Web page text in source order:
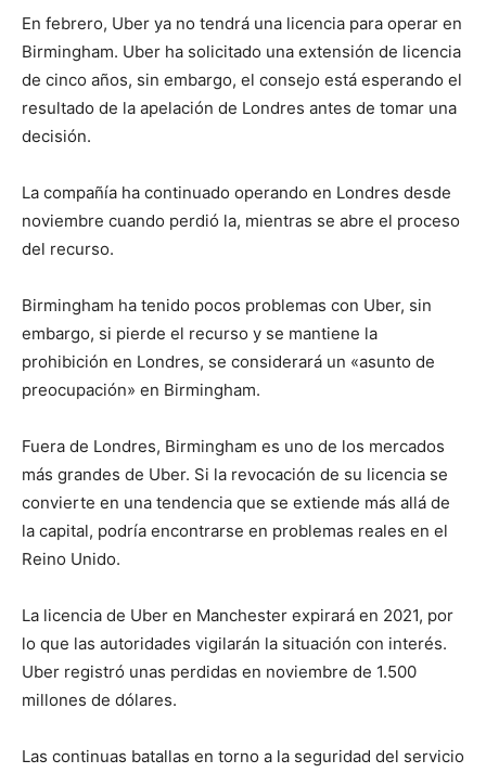
En febrero, Uber ya no tendrá una licencia para operar en
Birmingham. Uber ha solicitado una extensión de licencia
de cinco años, sin embargo, el consejo está esperando el
resultado de la apelación de Londres antes de tomar una
decisión.
La compañía ha continuado operando en Londres desde
noviembre cuando perdió la, mientras se abre el proceso
del recurso.
Birmingham ha tenido pocos problemas con Uber, sin
embargo, si pierde el recurso y se mantiene la
prohibición en Londres, se considerará un «asunto de
preocupación» en Birmingham.
Fuera de Londres, Birmingham es uno de los mercados
más grandes de Uber. Si la revocación de su licencia se
convierte en una tendencia que se extiende más allá de
la capital, podría encontrarse en problemas reales en el
Reino Unido.
La licencia de Uber en Manchester expirará en 2021, por
lo que las autoridades vigilarán la situación con interés.
Uber registró unas perdidas en noviembre de 1.500
millones de dólares.
Las continuas batallas en torno a la seguridad del servicio